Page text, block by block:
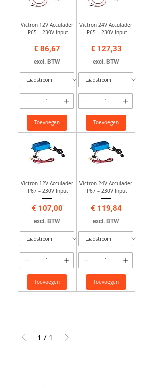
Victron 12V Acculader
IP65 – 230V Input
Prijs
€ 86,67
excl. BTW
Toevoegen
Victron 24V Acculader
IP65 – 230V Input
Prijs
€ 127,33
excl. BTW
Toevoegen
Victron 12V Acculader
IP67 – 230V Input
Prijs
€ 107,00
excl. BTW
Toevoegen
Victron 24V Acculader
IP67 – 230V Input
Prijs
€ 119,84
excl. BTW
Toevoegen
1 / 1